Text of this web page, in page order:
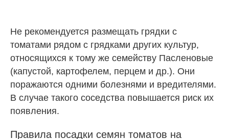
Не рекомендуется размещать грядки с
томатами рядом с грядками других культур,
относящихся к тому же семейству Пасленовые
(капустой, картофелем, перцем и др.). Они
поражаются одними болезнями и вредителями.
В случае такого соседства повышается риск их
появления.
Правила посадки семян томатов на